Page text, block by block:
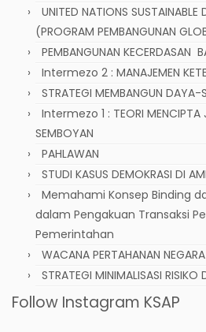
UNITED NATIONS SUSTAINABLE
(PROGRAM PEMBANGUNAN
PEMBANGUNAN KECERDASAN
Intermezo 2 : MANAJEMEN
STRATEGI MEMBANGUN DAYA-
Intermezo 1 : TEORI MENCIPTA
SEMBOYAN
PAHLAWAN
STUDI KASUS DEMOKRASI DI
Memahami Konsep Binding
dalam Pengakuan Transaksi
Pemerintahan
WACANA PERTAHANAN
STRATEGI MINIMALISASI RISIKO
Follow Instagram KSAP